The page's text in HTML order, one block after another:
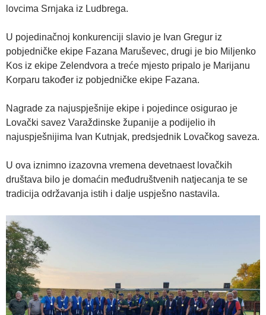
lovcima Srnjaka iz Ludbrega.
U pojedinačnoj konkurenciji slavio je Ivan Gregur iz
pobjedničke ekipe Fazana Maruševec, drugi je bio Miljenko
Kos iz ekipe Zelendvora a treće mjesto pripalo je Marijanu
Korparu također iz pobjedničke ekipe Fazana.
Nagrade za najuspješnije ekipe i pojedince osigurao je
Lovački savez Varaždinske županije a podijelio ih
najuspješnijima Ivan Kutnjak, predsjednik Lovačkog saveza.
U ova iznimno izazovna vremena devetnaest lovačkih
društava bilo je domaćin međudruštvenih natjecanja te se
tradicija održavanja istih i dalje uspješno nastavila.